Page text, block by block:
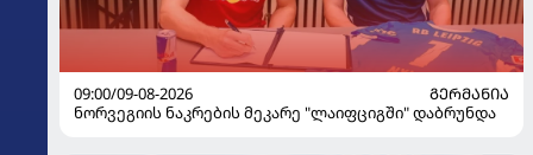
09:00/09-08-2026
ᲒᲔᲠᲛᲐᲜᲘᲐ
ნორვეგიის ნაკრების მეკარე "ლაიფციგში" დაბრუნდა